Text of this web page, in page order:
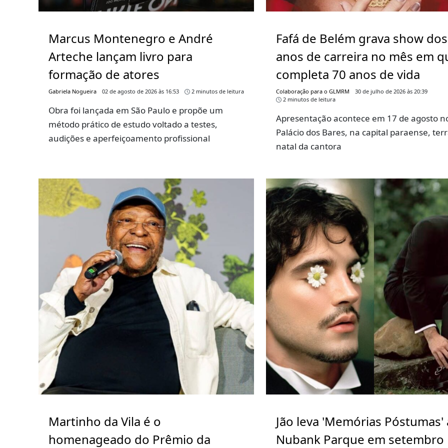
Marcus Montenegro e André
Arteche lançam livro para
formação de atores
Gabriela Nogueira 02 de agosto de 2026 às 16:53 2 minutos de leitura
Obra foi lançada em São Paulo e propõe um
método prático de estudo voltado a testes,
audições e aperfeiçoamento profissional
Fafá de Belém grava show
anos de carreira no mês em
completa 70 anos de vida
Colaboração para o GLMRM
30 de julho de 2026 às 20:39
2 minutos de leitura
Apresentação acontece em 17 de agosto
Palácio dos Bares, na capital paraense,
natal da cantora
Martinho da Vila é o
homenageado do Prêmio da
Jão leva 'Memórias Póstumas'
Nubank Parque em setembro